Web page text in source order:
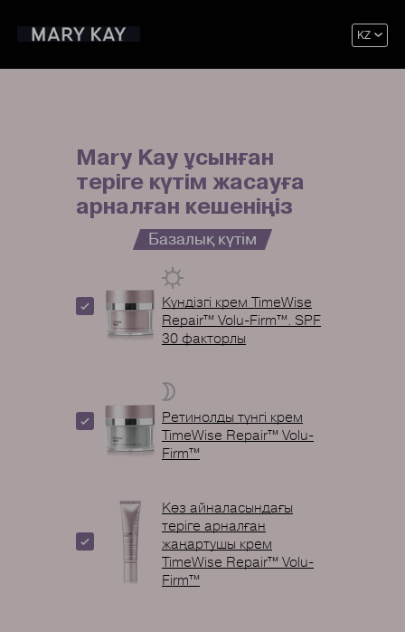
KZ
Mary Kay ұсынған
теріге күтім жасауға
арналған кешеніңіз
Базалық күтім
Күндізгі крем TimeWise
Repair™ Volu-Firm™. SPF
30 факторлы
Ретинолды түнгі крем
TimeWise Repair™ Volu-
Firm™
Көз айналасындағы
теріге арналған
жаңартушы крем
TimeWise Repair™ Volu-
Firm™